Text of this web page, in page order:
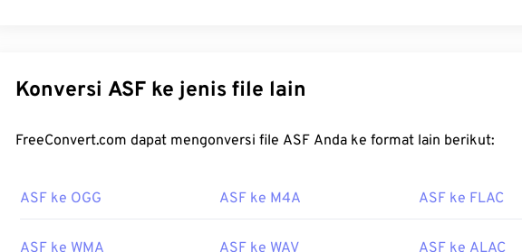
dan agar independen dari sistem dan protokol. ASF mendukung bab, teks,
metadata, streaming, dan pemutar perangkat keras, tetapi tidak mendukung
Bagaimana cara membuka berkas ASF?
VLC Media Player
juga merupakan pilihan yang baik. Perlu diingat bahwa ASF
Konversi ASF ke jenis file lain
FreeConvert.com dapat mengonversi file ASF Anda ke format lain berikut:
ASF ke OGG ASF ke M4A ASF ke FLAC
ASF ke WMA ASF ke WAV ASF ke ALAC